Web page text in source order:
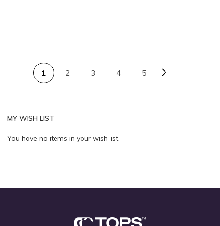
Quickview Quickview
You're currently reading page
1 Page
2 Page
3 4 5
MY WISH LIST
You have no items in your wish list.